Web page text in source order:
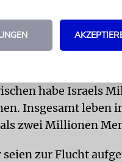
wenn ein
habe Israels
Insgesamt leben
zwei Millionen
zur Flucht